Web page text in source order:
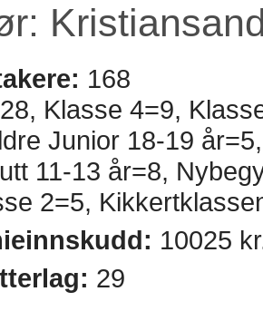
168
Klasse 4=9,
Junior 18-19
11-13 år=8,
2=5,
10025
29